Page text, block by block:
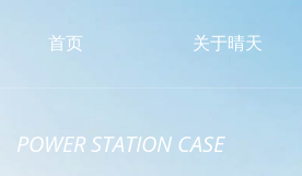
首页 关于晴天
POWER STATION CASE